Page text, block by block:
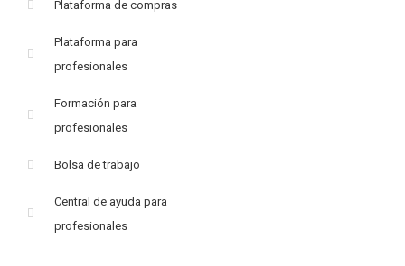
Plataforma de compras
Plataforma para
profesionales
Formación para
profesionales
Bolsa de trabajo
Central de ayuda para
profesionales